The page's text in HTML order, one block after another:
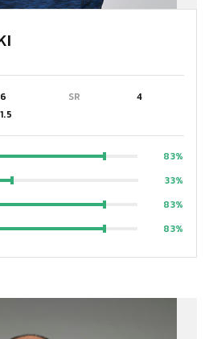
6 SR
4
1.5
83
33
83
83